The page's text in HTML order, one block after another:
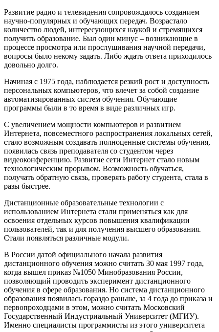
Развитие радио и телевидения сопровождалось созданием
научно-популярных и обучающих передач. Возрастало
количество людей, интересующихся наукой и стремящихся
получить образование. Был один минус – возникающие в
процессе просмотра или прослушивания научной передачи,
вопросы было некому задать. Либо ждать ответа приходилось
довольно долго.
Начиная с 1975 года, наблюдается резкий рост и доступность
персональных компьютеров, что влечет за собой создание
автоматизированных систем обучения. Обучающие
программы были в то время в виде различных игр.
С увеличением мощности компьютеров и развитием
Интернета, повсеместного распространения локальных сетей,
стало возможным создавать полноценные системы обучения,
появилась связь преподавателя со студентом через
видеоконференцию. Развитие сети Интернет стало новым
технологическим прорывом. Возможность обучаться,
получать обратную связь, проверять работу студента, стала в
разы быстрее.
Дистанционные образовательные технологии с
использованием Интернета стали применяться как для
освоения отдельных курсов повышения квалификации
пользователей, так и для получения высшего образования.
Стали появляться различные модули.
В России датой официального начала развития
дистанционного обучения можно считать 30 мая 1997 года,
когда вышел приказ №1050 Минобразования России,
позволяющий проводить эксперимент дистанционного
обучения в сфере образования. Но система дистанционного
образования появилась гораздо раньше, за 4 года до приказа и
первопроходцами в этом, можно считать Московский
Государственный Индустриальный Университет (МГИУ).
Именно специалисты программисты из этого университета